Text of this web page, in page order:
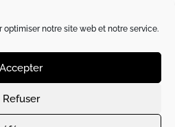
optimiser notre site web et notre service.
Accepter
Refuser
parl’Artichaut de Paris|